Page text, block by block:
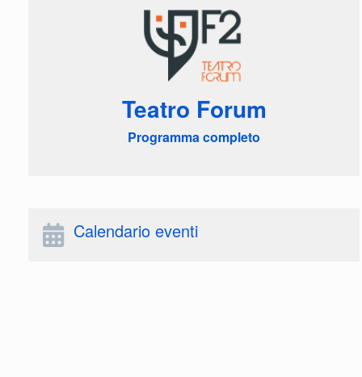
Teatro Forum
Programma completo
Calendario eventi